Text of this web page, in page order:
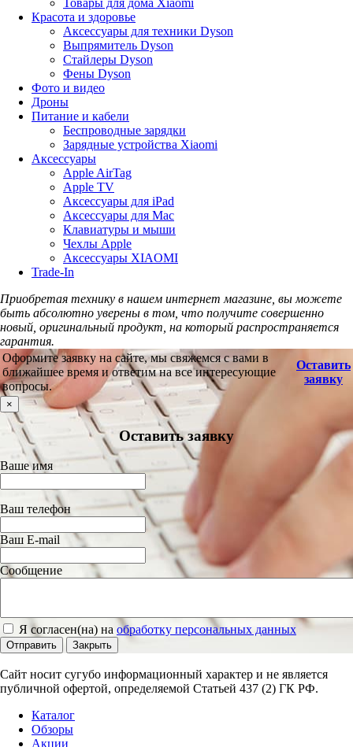
Красота и здоровье
Аксессуары для техники Dyson
Выпрямитель Dyson
Стайлеры Dyson
Фены Dyson
Фото и видео
Дроны
Питание и кабели
Беспроводные зарядки
Зарядные устройства Xiaomi
Аксессуары
Apple AirTag
Apple TV
Аксессуары для iPad
Аксессуары для Mac
Клавиатуры и мыши
Чехлы Apple
Аксессуары XIAOMI
Trade-In
Приобретая технику в нашем интернет магазине, вы можете
быть абсолютно уверены в том, что получите совершенно
новый, оригинальный продукт, на который распространяется
гарантия.
Оформите заявку на сайте, мы свяжемся с вами в
ближайшее время и ответим на все интересующие
вопросы.
Оставить
заявку
×
Оставить заявку
Ваше имя
Ваш телефон
Ваш E-mail
Сообщение
Я согласен(на) на обработку персональных данных
Отправить Закрыть
Сайт носит сугубо информационный характер и не является
публичной офертой, определяемой Статьей 437 (2) ГК РФ.
Каталог
Обзоры
Акции